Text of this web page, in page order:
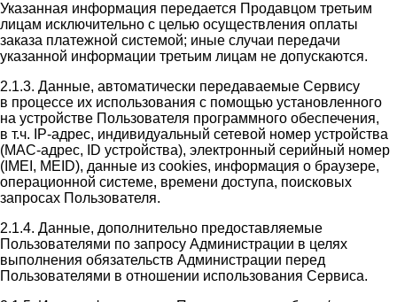
Указанная информация передается Продавцом третьим
лицам исключительно с целью осуществления оплаты
заказа платежной системой; иные случаи передачи
указанной информации третьим лицам не допускаются.
2.1.3. Данные, автоматически передаваемые Сервису
в процессе их использования с помощью установленного
на устройстве Пользователя программного обеспечения,
в т.ч. IP-адрес, индивидуальный сетевой номер устройства
(MAC-адрес, ID устройства), электронный серийный номер
(IMEI, MEID), данные из cookies, информация о браузере,
операционной системе, времени доступа, поисковых
запросах Пользователя.
2.1.4. Данные, дополнительно предоставляемые
Пользователями по запросу Администрации в целях
выполнения обязательств Администрации перед
Пользователями в отношении использования Сервиса.